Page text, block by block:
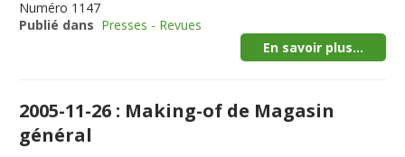
Numéro 1147
Publié dans Presses - Revues
En savoir plus...
2005-11-26 : Making-of de Magasin
général